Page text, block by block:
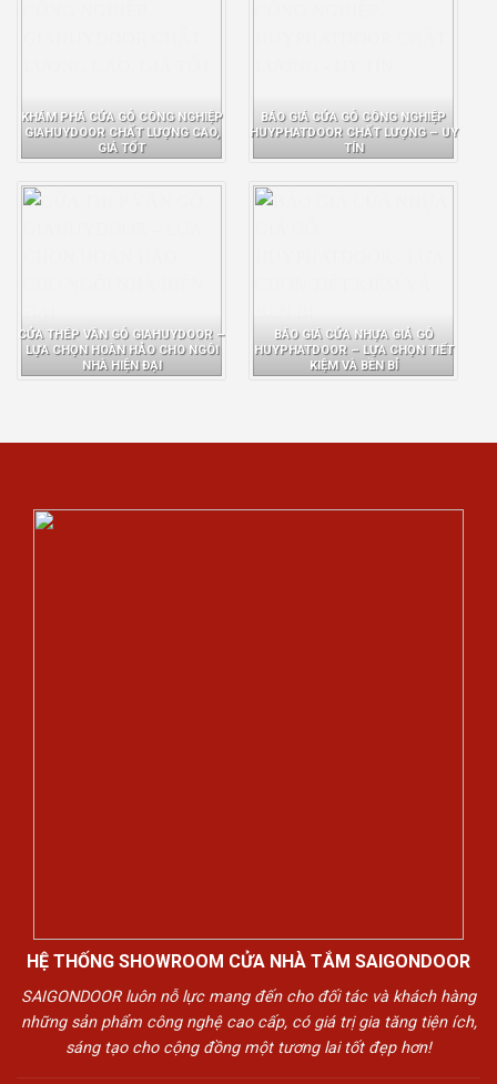
KHÁM PHÁ CỬA GỖ CÔNG NGHIỆP
GIAHUYDOOR CHẤT LƯỢNG CAO,
GIÁ TỐT
BÁO GIÁ CỬA GỖ CÔNG NGHIỆP
HUYPHATDOOR CHẤT LƯỢNG – UY
TÍN
CỬA THÉP VÂN GỖ GIAHUYDOOR –
LỰA CHỌN HOÀN HẢO CHO NGÔI
NHÀ HIỆN ĐẠI
BÁO GIÁ CỬA NHỰA GIẢ GỖ
HUYPHATDOOR – LỰA CHỌN TIẾT
KIỆM VÀ BỀN BỈ
HỆ THỐNG SHOWROOM CỬA NHÀ TẮM SAIGONDOOR
SAIGONDOOR luôn nỗ lực mang đến cho đối tác và khách hàng
những sản phẩm công nghệ cao cấp, có giá trị gia tăng tiện ích,
sáng tạo cho cộng đồng một tương lai tốt đẹp hơn!